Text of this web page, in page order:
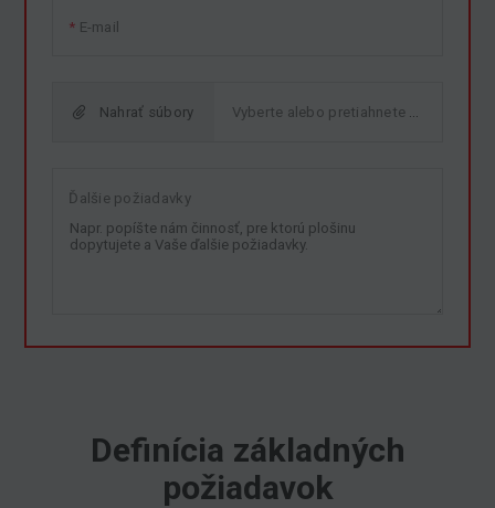
E-mail
Nahrať súbory
Ďalšie požiadavky
Definícia základných
požiadavok